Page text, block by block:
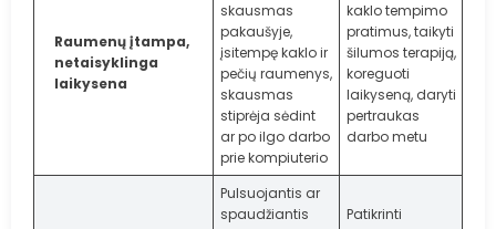
Raumenų įtampa,
netaisyklinga
laikysena
skausmas
pakaušyje,
įsitempę kaklo ir
pečių raumenys,
skausmas
stiprėja sėdint
ar po ilgo darbo
prie kompiuterio
kaklo tempimo
pratimus, taikyti
šilumos terapiją,
koreguoti
laikyseną, daryti
pertraukas
darbo metu
Pulsuojantis ar
spaudžiantis
Patikrinti